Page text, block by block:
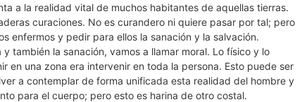
a la realidad vital de muchos habitantes de aquellas tierras.
curaciones. No es curandero ni quiere pasar por tal; pero
enfermos y pedir para ellos la sanación y la salvación.
también la sanación, vamos a llamar moral. Lo físico y lo
en una zona era intervenir en toda la persona. Esto puede ser
a contemplar de forma unificada esta realidad del hombre y
para el cuerpo; pero esto es harina de otro costal.